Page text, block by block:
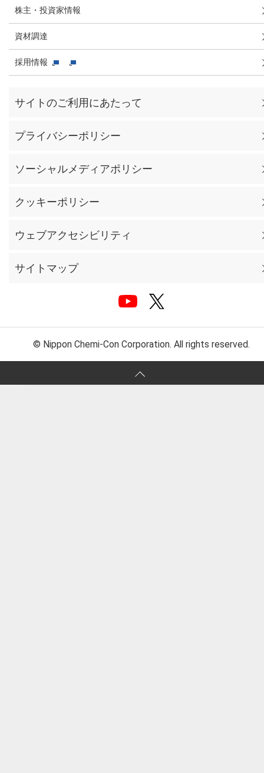
株主・投資家情報
資材調達
採用情報
サイトのご利用にあたって
プライバシーポリシー
ソーシャルメディアポリシー
クッキーポリシー
ウェブアクセシビリティ
サイトマップ
© Nippon Chemi-Con Corporation. All rights reserved.